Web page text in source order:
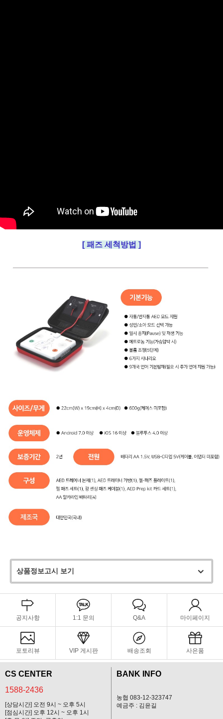
[ 패즈 세척방법 ]
상품정보고시 보기
공지사항 1:1 문의 Q&A 마이페이지
포토리뷰 VIP 게시판 배송조회 사은품
CS CENTER
1588-2436
[상담시간] 오전 9시 ~ 오후 5시
[점심시간] 오후 12시 ~ 오후 1시
BANK INFO
농협 083-12-323747
예금주 : 김윤길